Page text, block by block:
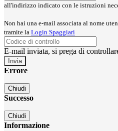
all'indirizzo indicato con le istruzioni
Non hai una e-mail associata al nome
tramite la Login Spaggiari
E-mail inviata, si prega di
Errore
Chiudi
Successo
Chiudi
Informazione